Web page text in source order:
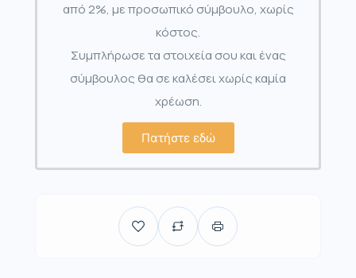
από 2%, με προσωπικό σύμβουλο, χωρίς
κόστος.
Συμπλήρωσε τα στοιχεία σου και ένας
σύμβουλος θα σε καλέσει χωρίς καμία
χρέωση.
Πατήστε εδώ